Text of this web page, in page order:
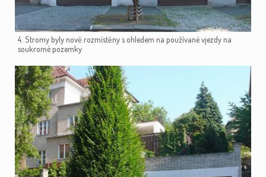
4. Stromy byly nově rozmístěny s ohledem na používané vjezdy na
soukromé pozemky